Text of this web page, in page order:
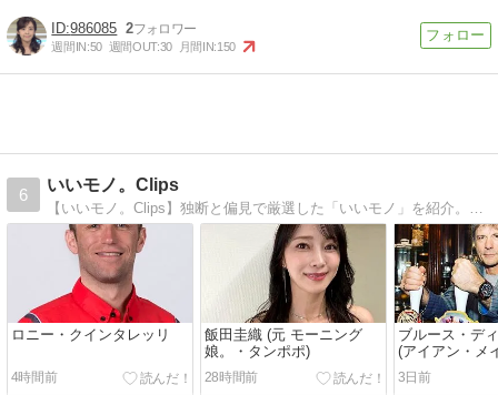
986085 2
週間IN:50 週間OUT:30 月間IN:150
6
いいモノ。Clips
ロニー・クインタレッリ
4時間前
飯田圭織 (元 モーニング
娘。・タンポポ)
28時間前
ブルース・デ
(アイアン・メ
3日前